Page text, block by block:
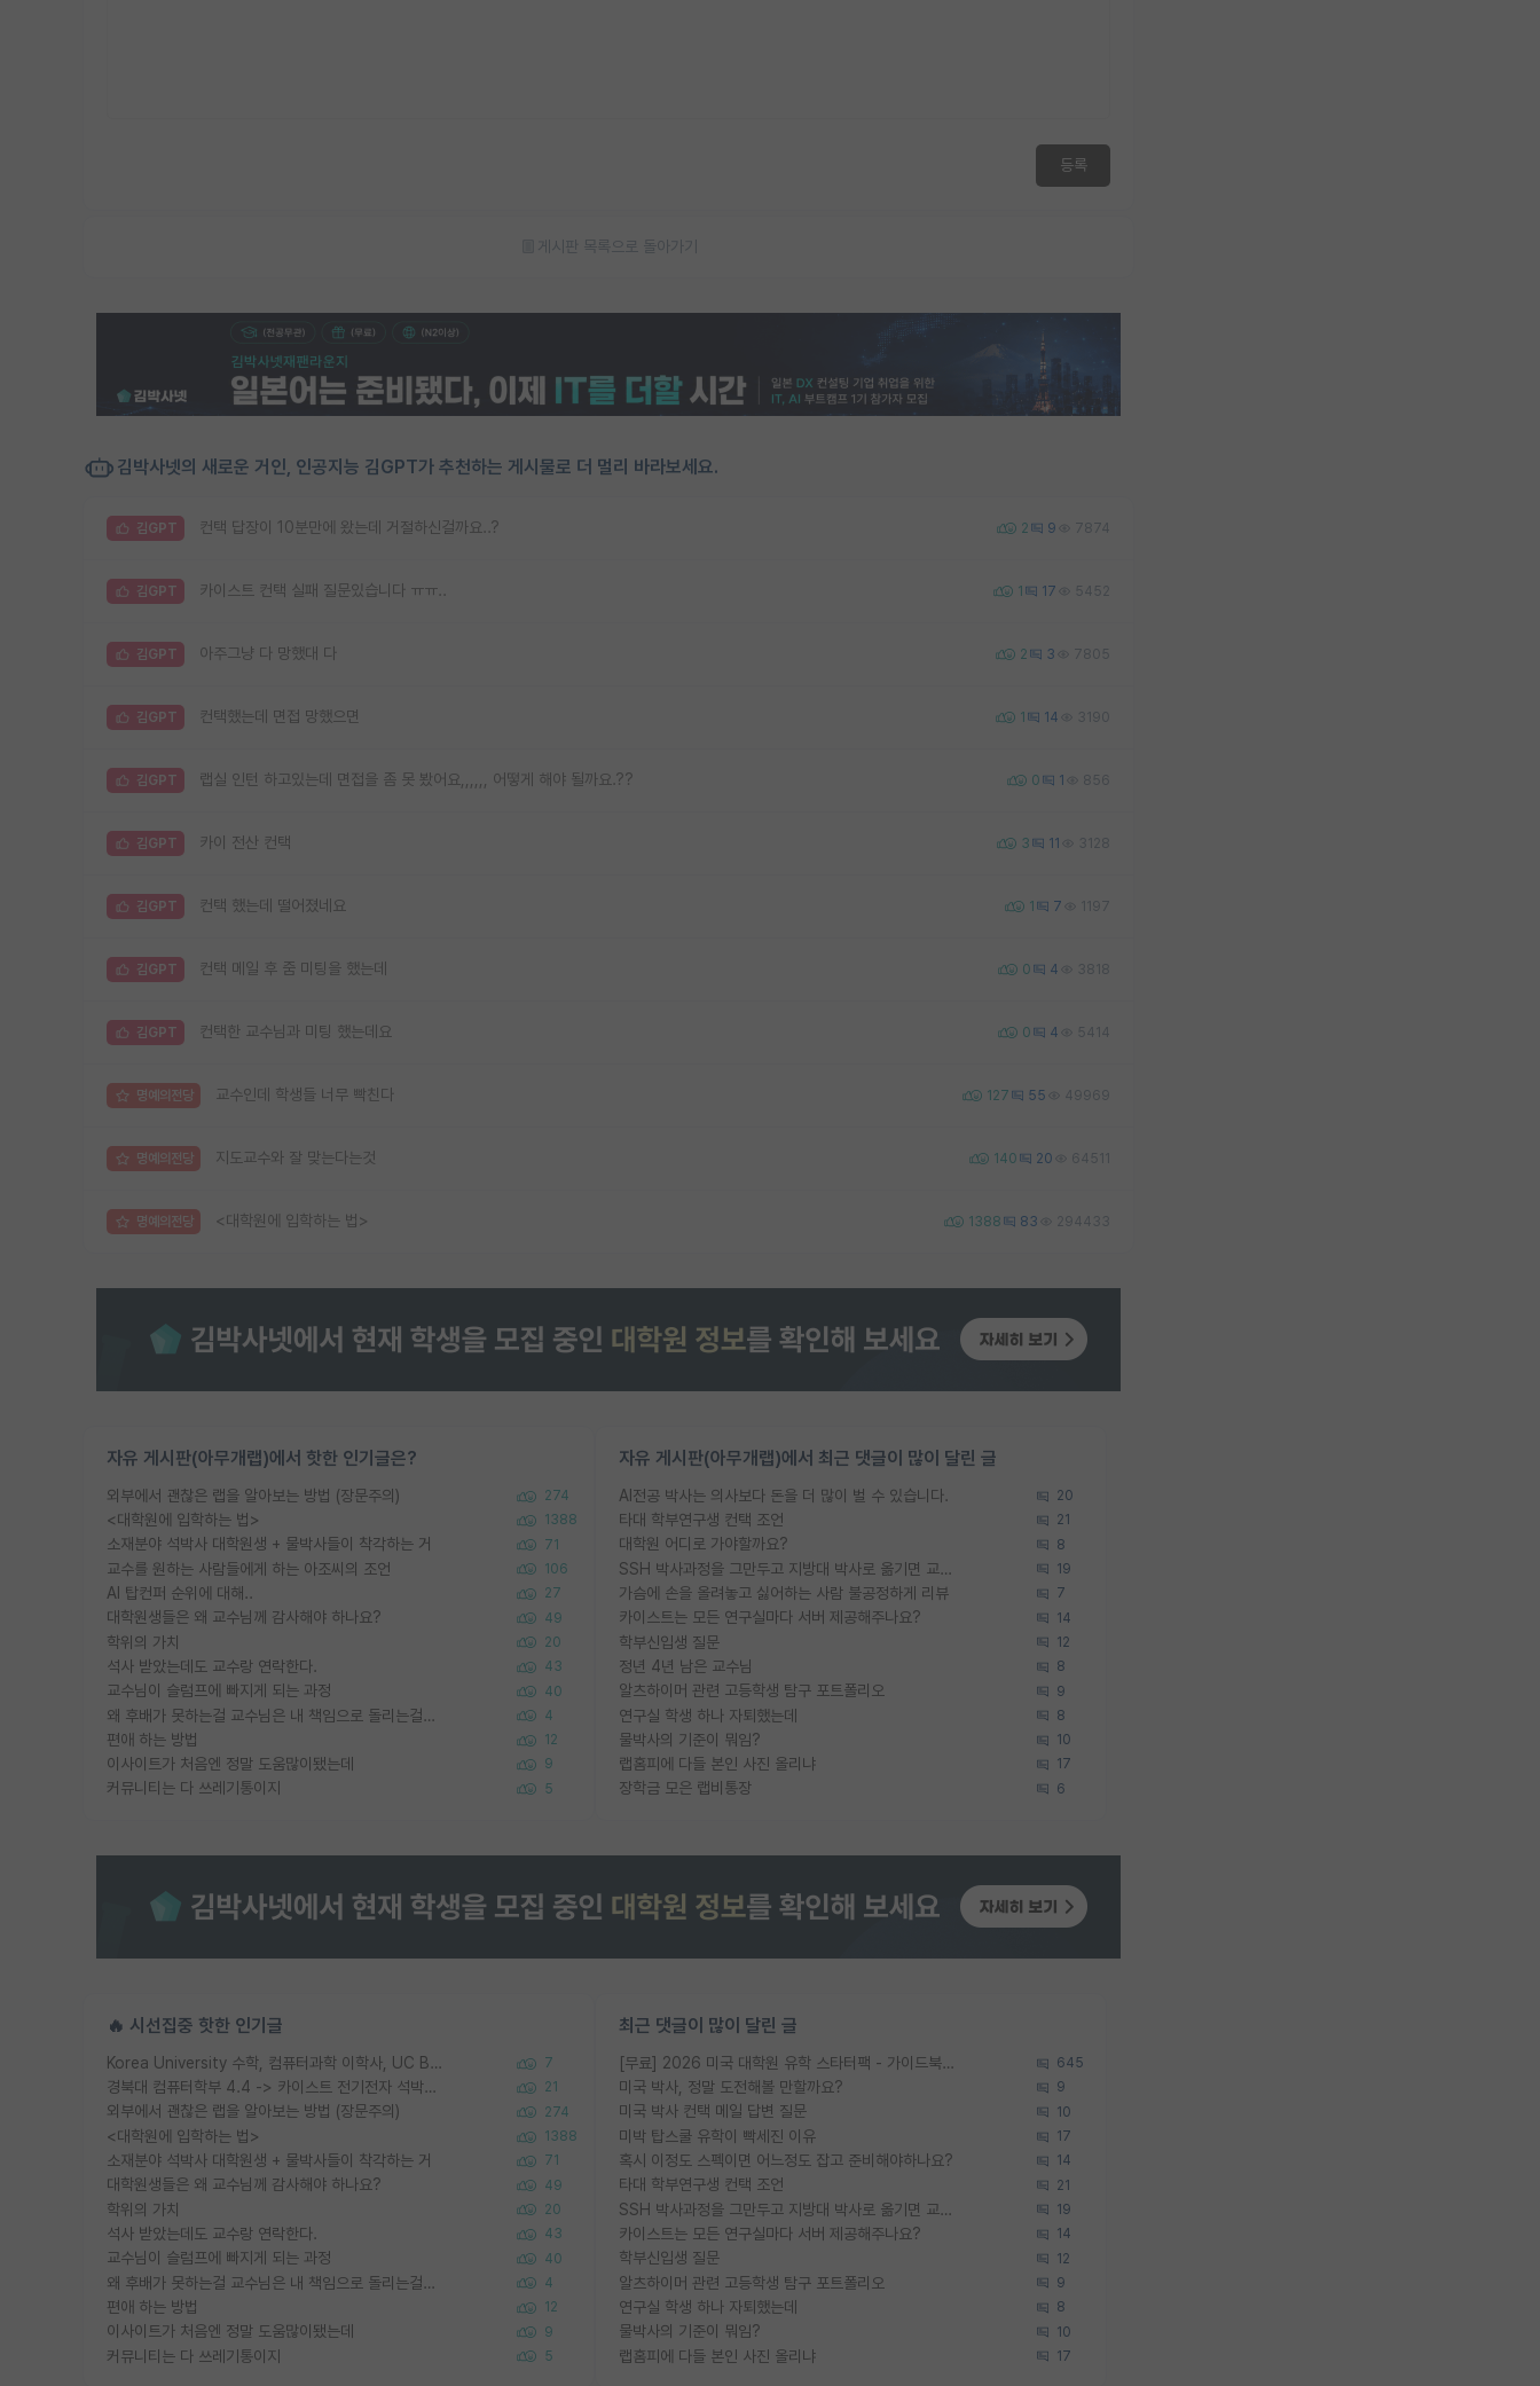
등록
게시판 목록으로 돌아가기
김박사넷의 새로운 거인, 인공지능 김GPT가 추천하는 게시물로 더 멀리 바라보세요.
김GPT 컨택 답장이 10분만에 왔는데 거절하신걸까요..? 2 9 7874
김GPT 카이스트 컨택 실패 질문있습니다 ㅠㅠ.. 1 17 5452
김GPT 아주그냥 다 망했대 다 2 3 7805
김GPT 컨택했는데 면접 망했으면 1 14 3190
김GPT 랩실 인턴 하고있는데 면접을 좀 못 봤어요,,,,,, 어떻게 해야 될까요.?? 0 1 856
김GPT 카이 전산 컨택 3 11 3128
김GPT 컨택 했는데 떨어졌네요 1 7 1197
김GPT 컨택 메일 후 줌 미팅을 했는데 0 4 3818
김GPT 컨택한 교수님과 미팅 했는데요 0 4 5414
명예의전당 교수인데 학생들 너무 빡친다 127 55 49969
명예의전당 지도교수와 잘 맞는다는것 140 20 64511
명예의전당 <대학원에 입학하는 법> 1388 83 294433
자유 게시판(아무개랩)에서 핫한 인기글은?
외부에서 괜찮은 랩을 알아보는 방법 (장문주의) 274
<대학원에 입학하는 법> 1388
소재분야 석박사 대학원생 + 물박사들이 착각하는 거 71
교수를 원하는 사람들에게 하는 아조씨의 조언 106
AI 탑컨퍼 순위에 대해.. 27
대학원생들은 왜 교수님께 감사해야 하나요? 49
학위의 가치 20
석사 받았는데도 교수랑 연락한다. 43
교수님이 슬럼프에 빠지게 되는 과정 40
왜 후배가 못하는걸 교수님은 내 책임으로 돌리는걸까요? 4
편애 하는 방법 12
이사이트가 처음엔 정말 도움많이됐는데 9
커뮤니티는 다 쓰레기통이지 5
자유 게시판(아무개랩)에서 최근 댓글이 많이 달린 글
AI전공 박사는 의사보다 돈을 더 많이 벌 수 있습니다. 20
타대 학부연구생 컨택 조언 21
대학원 어디로 가야할까요? 8
SSH 박사과정을 그만두고 지방대 박사로 옮기면 교수의 꿈은 끝일까요? 19
가슴에 손을 올려놓고 싫어하는 사람 불공정하게 리뷰 7
카이스트는 모든 연구실마다 서버 제공해주나요? 14
학부신입생 질문 12
정년 4년 남은 교수님 8
알츠하이머 관련 고등학생 탐구 포트폴리오 9
연구실 학생 하나 자퇴했는데 8
물박사의 기준이 뭐임? 10
랩홈피에 다들 본인 사진 올리냐 17
장학금 모은 랩비통장 6
🔥 시선집중 핫한 인기글
Korea University 수학, 컴퓨터과학 이학사, UC Berkeley 산업공학 대학원 공학박사가 되는 것은 쉽지 않겠죠? 7
경북대 컴퓨터학부 4.4 -> 카이스트 전기전자 석박사통합과정 합격 21
외부에서 괜찮은 랩을 알아보는 방법 (장문주의) 274
<대학원에 입학하는 법> 1388
소재분야 석박사 대학원생 + 물박사들이 착각하는 거 71
대학원생들은 왜 교수님께 감사해야 하나요? 49
학위의 가치 20
석사 받았는데도 교수랑 연락한다. 43
교수님이 슬럼프에 빠지게 되는 과정 40
왜 후배가 못하는걸 교수님은 내 책임으로 돌리는걸까요? 4
편애 하는 방법 12
이사이트가 처음엔 정말 도움많이됐는데 9
커뮤니티는 다 쓰레기통이지 5
최근 댓글이 많이 달린 글
[무료] 2026 미국 대학원 유학 스타터팩 - 가이드북 & 합격자 컨택메일 템플릿 645
미국 박사, 정말 도전해볼 만할까요? 9
미국 박사 컨택 메일 답변 질문 10
미박 탑스쿨 유학이 빡세진 이유 17
혹시 이정도 스펙이면 어느정도 잡고 준비해야하나요? 14
타대 학부연구생 컨택 조언 21
SSH 박사과정을 그만두고 지방대 박사로 옮기면 교수의 꿈은 끝일까요? 19
카이스트는 모든 연구실마다 서버 제공해주나요? 14
학부신입생 질문 12
알츠하이머 관련 고등학생 탐구 포트폴리오 9
연구실 학생 하나 자퇴했는데 8
물박사의 기준이 뭐임? 10
랩홈피에 다들 본인 사진 올리냐 17